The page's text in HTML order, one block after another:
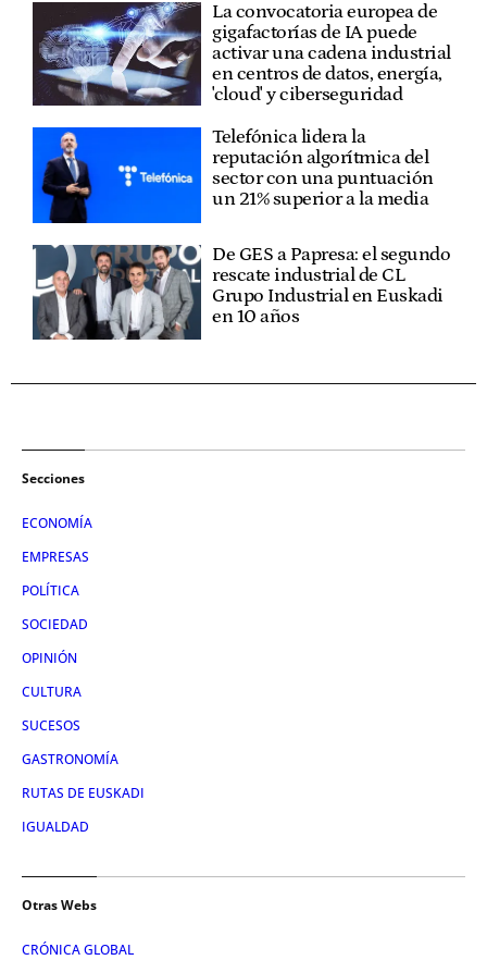
La convocatoria europea de
gigafactorías de IA puede
activar una cadena industrial
en centros de datos, energía,
'cloud' y ciberseguridad
Telefónica lidera la
reputación algorítmica del
sector con una puntuación
un 21% superior a la media
De GES a Papresa: el segundo
rescate industrial de CL
Grupo Industrial en Euskadi
en 10 años
Secciones
ECONOMÍA
EMPRESAS
POLÍTICA
SOCIEDAD
OPINIÓN
CULTURA
SUCESOS
GASTRONOMÍA
RUTAS DE EUSKADI
IGUALDAD
Otras Webs
CRÓNICA GLOBAL